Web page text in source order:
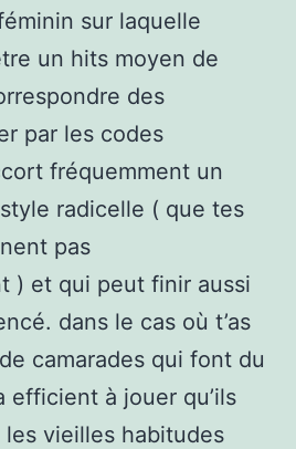
sur laquelle
un hits moyen de
des
par les codes
fréquemment un
radicelle ( que tes
pas
) et qui peut finir aussi
dans le cas où t’as
camarades qui font du
efficient à jouer qu’ils
les vieilles habitudes